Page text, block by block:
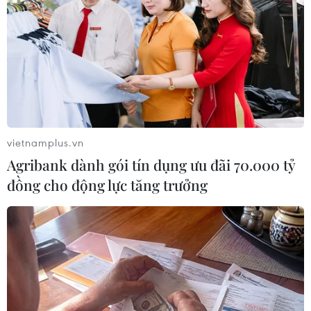
09/08/2026 15:11
Xung đột tại Trung Đông: Israel bác
kế hoạch giải giáp Hamas tại Dải
09/08/2026 14:11
Iran ra điều kiện yêu cầu Mỹ rút
quân, bồi thường để mở lại eo biển
Hormuz
09/08/2026 07:08
Tổng thống Iran nhấn mạnh Tehran
sẽ không bị ép buộc phải đầu hàng
vietnamplus.vn
Agribank dành gói tín dụng ưu đãi 70.000 tỷ
đồng cho động lực tăng trưởng